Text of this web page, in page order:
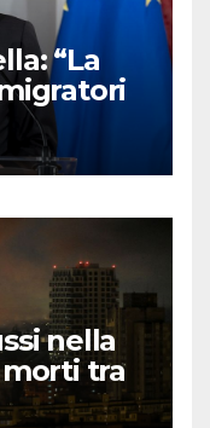
“La
nella
morti tra